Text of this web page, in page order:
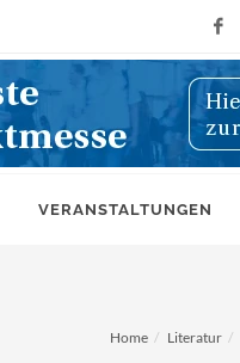
VERANSTALTUNGEN
Home Literatur